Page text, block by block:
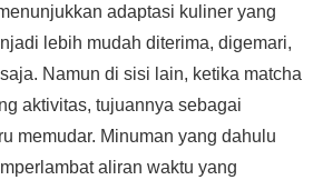
adaptasi kuliner yang
lebih mudah diterima, digemari,
Namun di sisi lain, ketika matcha
aktivitas, tujuannya sebagai
memudar. Minuman yang dahulu
aliran waktu yang